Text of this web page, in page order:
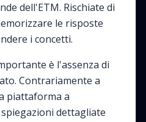
dell'ETM. Rischiate di
le risposte
i concetti.
è l'assenza di
Contrariamente a
piattaforma a
dettagliate